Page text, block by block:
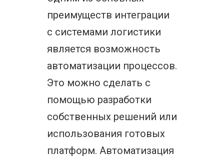
преимуществ интеграции
с системами логистики
является возможность
автоматизации процессов.
Это можно сделать с
помощью разработки
собственных решений или
использования готовых
платформ. Автоматизация